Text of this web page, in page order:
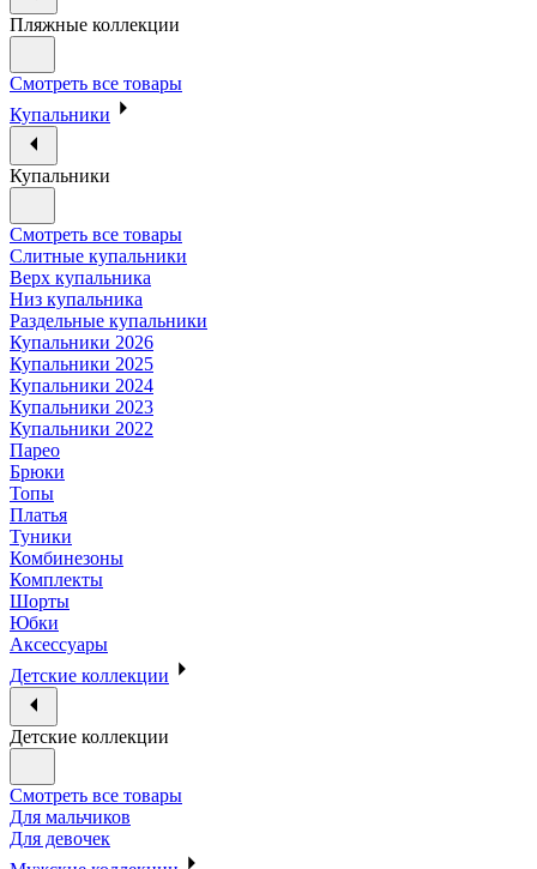
Пляжные коллекции
Смотреть все товары
Купальники
Купальники
Смотреть все товары
Слитные купальники
Верх купальника
Низ купальника
Раздельные купальники
Купальники 2026
Купальники 2025
Купальники 2024
Купальники 2023
Купальники 2022
Парео
Брюки
Топы
Платья
Туники
Комбинезоны
Комплекты
Шорты
Юбки
Аксессуары
Детские коллекции
Детские коллекции
Смотреть все товары
Для мальчиков
Для девочек